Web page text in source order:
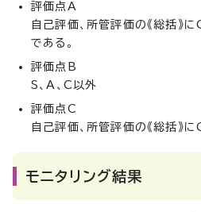
評価点A
自己評価、所管評価の《総括》
である。
評価点B
S、A、C以外
評価点C
自己評価、所管評価の《総括》
モニタリング結果